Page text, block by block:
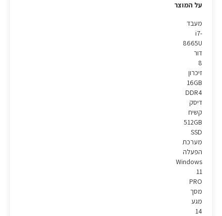
על המוצר
מעבד
i7-
8665U
דור
8
זיכרון
16GB
DDR4
דיסק
קשיח
512GB
SSD
מערכת
הפעלה
Windows
11
PRO
מסך
מגע
14